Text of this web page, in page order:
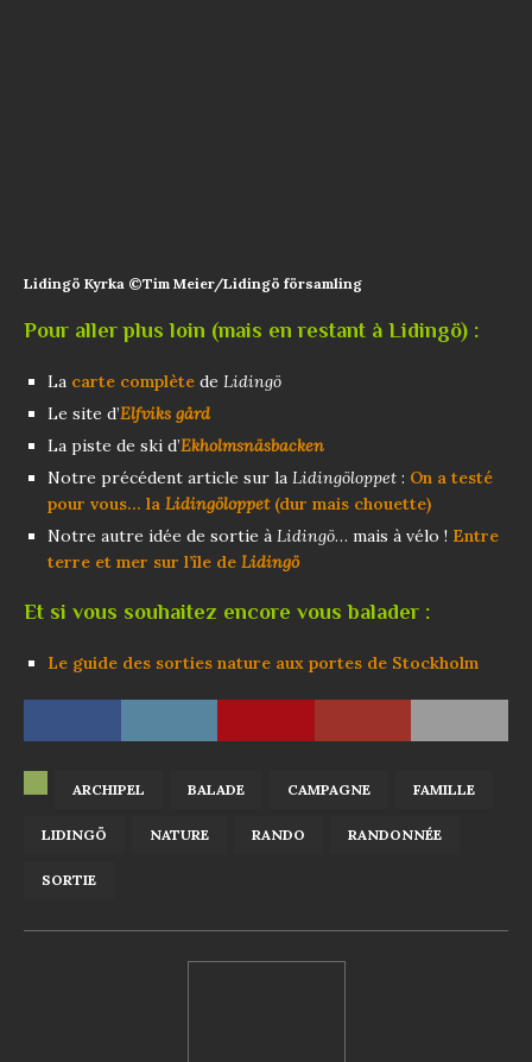
Lidingö Kyrka ©Tim Meier/Lidingö församling
Pour aller plus loin (mais en restant à Lidingö) :
La carte complète de Lidingö
Le site d’Elfviks gård
La piste de ski d’Ekholmsnäsbacken
Notre précédent article sur la Lidingöloppet : On a testé
pour vous… la Lidingöloppet(dur mais chouette)
Notre autre idée de sortie à Lidingö… mais à vélo ! Entre
terre et mer sur l’île de Lidingö
Et si vous souhaitez encore vous balader :
Le guide des sorties nature aux portes de Stockholm
ARCHIPEL BALADE CAMPAGNE FAMILLE
LIDINGÖ NATURE RANDO RANDONNÉE
SORTIE